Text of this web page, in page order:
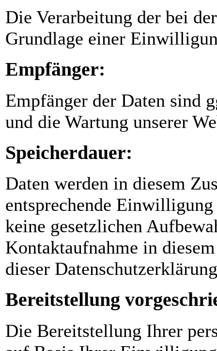
Die Verarbeitung der bei
Grundlage einer
Empfänger:
Empfänger der Daten sind
und die Wartung unserer
Speicherdauer:
Daten werden in diesem
entsprechende
keine gesetzlichen
Kontaktaufnahme in
dieser
Bereitstellung
Die Bereitstellung Ihrer